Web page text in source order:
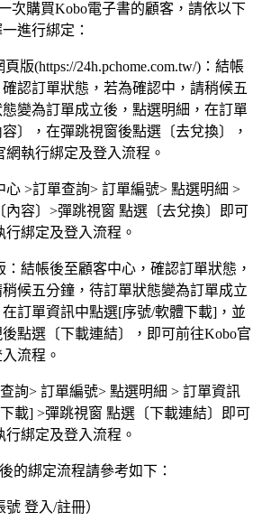
次購買Kobo電子書的顧客，請依以下
進行綁定：
頁版(https://24h.pchome.com.tw/)：結帳
認訂單狀態，若為確認中，請稍候五
變為訂單成立後，點選明細，在訂單
〕，在彈跳視窗後點選〔去兌換〕，
網執行綁定及登入流程。
心 >訂單查詢> 訂單編號> 點選明細 >
內容〕>彈跳視窗 點選〔去兌換〕即可
行綁定及登入流程。
：結帳後至顧客中心，確認訂單狀態，
候五分鐘，待訂單狀態變為訂單成立
訂單資訊中點選[序號/軟體下載]，並
點選〔下載連結〕，即可前往Kobo官
流程。
詢> 訂單編號> 點選明細 > 訂單資訊
載] >彈跳視窗 點選〔下載連結〕即可
行綁定及登入流程。
的綁定流程請參考如下：
號 登入/註冊）